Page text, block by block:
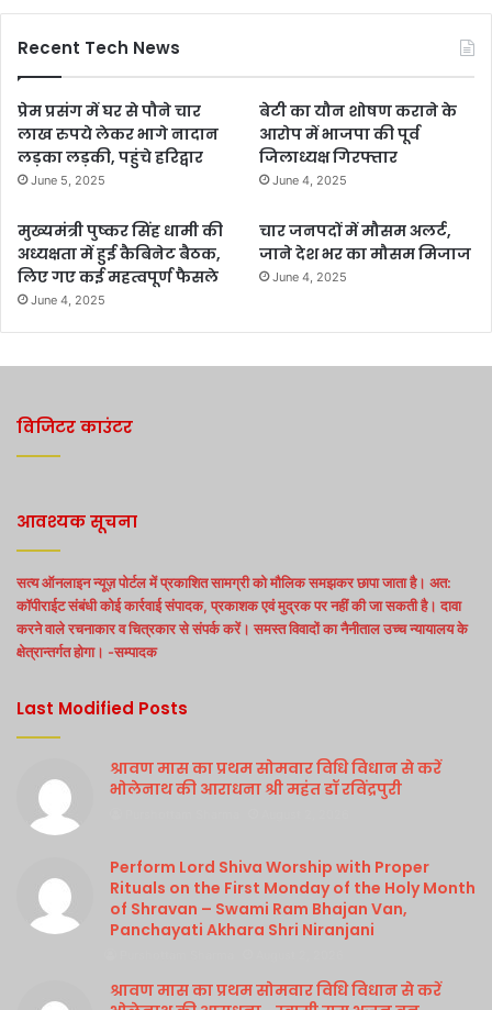
Recent Tech News
प्रेम प्रसंग में घर से पौने चार
लाख रुपये लेकर भागे नादान
लड़का लड़की, पहुंचे हरिद्वार
June 5, 2025
बेटी का यौन शोषण कराने के
आरोप में भाजपा की पूर्व
जिलाध्यक्ष गिरफ्तार
June 4, 2025
मुख्यमंत्री पुष्कर सिंह धामी की
अध्यक्षता में हुई कैबिनेट बैठक,
लिए गए कई महत्वपूर्ण फैसले
June 4, 2025
चार जनपदों में मौसम अलर्ट,
जाने देश भर का मौसम मिजाज
June 4, 2025
विजिटर काउंटर
आवश्यक सूचना
सत्य ऑनलाइन न्यूज़ पोर्टल में प्रकाशित सामग्री को मौलिक समझकर छापा जाता है। अत:
कॉपीराईट संबंधी कोई कार्रवाई संपादक, प्रकाशक एवं मुद्रक पर नहीं की जा सकती है। दावा
करने वाले रचनाकार व चित्रकार से संपर्क करें। समस्त विवादों का नैनीताल उच्च न्यायालय के
क्षेत्रान्तर्गत होगा। -सम्पादक
Last Modified Posts
श्रावण मास का प्रथम सोमवार विधि विधान से करें
भोलेनाथ की आराधना श्री महंत डॉ रविंद्रपुरी
Perform Lord Shiva Worship with Proper
Rituals on the First Monday of the Holy Month
of Shravan – Swami Ram Bhajan Van,
Panchayati Akhara Shri Niranjani
श्रावण मास का प्रथम सोमवार विधि विधान से करें